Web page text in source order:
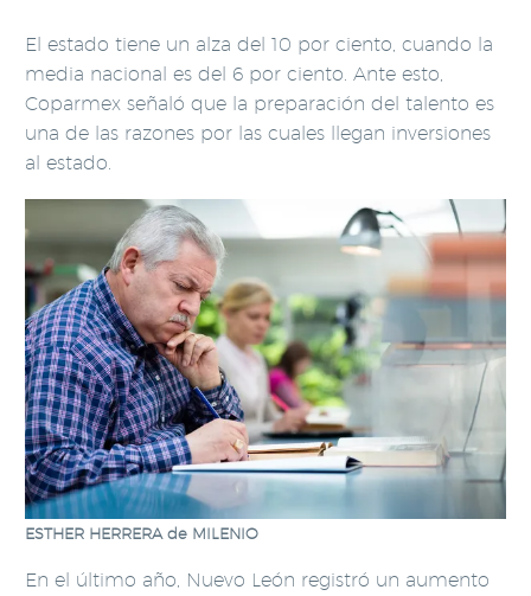
El estado tiene un alza del 10 por ciento, cuando la
media nacional es del 6 por ciento. Ante esto,
Coparmex señaló que la preparación del talento es
una de las razones por las cuales llegan inversiones
al estado.
ESTHER HERRERA de MILENIO
En el último año, Nuevo León registró un aumento